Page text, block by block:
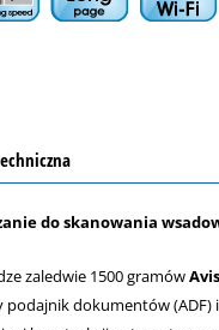
do skanowania
zaledwie 1500 gramów
dokumentów (ADF)